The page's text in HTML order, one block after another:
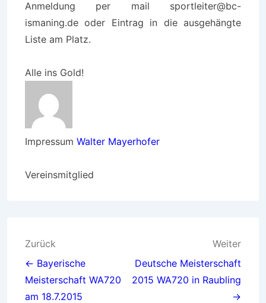
Anmeldung per mail sportleiter@bc-
ismaning.de oder Eintrag in die ausgehängte
Liste am Platz.
Alle ins Gold!
Impressum Walter Mayerhofer
Vereinsmitglied
Beitragsnavigation
Zurück
← Bayerische
Meisterschaft WA720
am 18.7.2015
Weiter
Deutsche Meisterschaft
2015 WA720 in Raubling
→